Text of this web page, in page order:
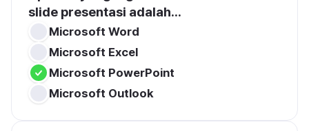
slide presentasi adalah...
Microsoft Word
Microsoft Excel
Microsoft PowerPoint
Microsoft Outlook